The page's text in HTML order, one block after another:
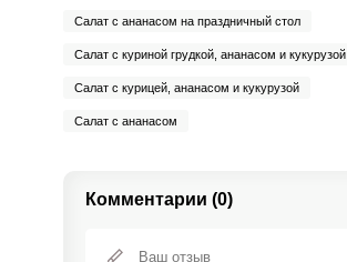
Салат с ананасом на праздничный стол
Салат с куриной грудкой, ананасом и кукурузой
Салат с курицей, ананасом и кукурузой
Салат с ананасом
Комментарии (0)